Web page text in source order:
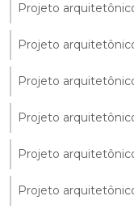
Projeto
Projeto
Projeto
Projeto
Projeto
Projeto